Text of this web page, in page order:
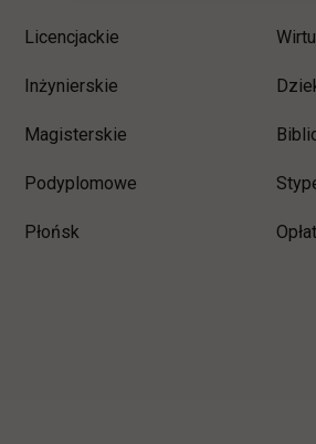
Licencjackie
Inżynierskie
Magisterskie
Podyplomowe
Płońsk